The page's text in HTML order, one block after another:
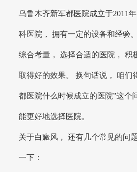
乌鲁木齐新军都医院成立于2011
科医院， 拥有一定的设备和经验
综合考量， 选择合适的医院， 积
取得好的效果。 换句话说， 咱们
都医院什么时候成立的医院”这个
能更好地选择医院。
关于白癜风， 还有几个常见的问
一下：